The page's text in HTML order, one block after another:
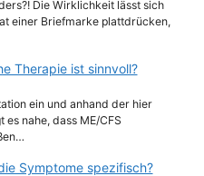
Die Wirklichkeit lässt sich
einer Briefmarke plattdrücken,
Therapie ist sinnvoll?
ein und anhand der hier
nahe, dass ME/CFS
die Symptome spezifisch?